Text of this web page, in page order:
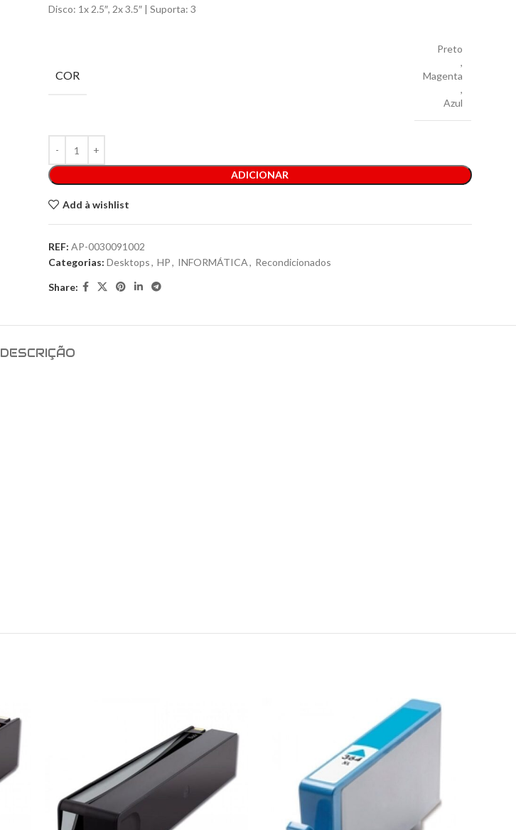
Disco: 1x 2.5″, 2x 3.5″ | Suporta: 3
COR
Preto
,
Magenta
,
Azul
ADICIONAR
Add à wishlist
REF: AP-0030091002
Categorias: Desktops, HP, INFORMÁTICA, Recondicionados
Share:
DESCRIÇÃO